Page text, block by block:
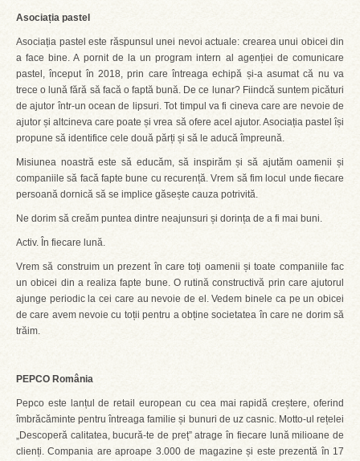
Asociația pastel
Asociația pastel este răspunsul unei nevoi actuale: crearea unui obicei din
a face bine. A pornit de la un program intern al agenției de comunicare
pastel, început în 2018, prin care întreaga echipă și-a asumat că nu va
trece o lună fără să facă o faptă bună. De ce lunar? Fiindcă suntem picături
de ajutor într-un ocean de lipsuri. Tot timpul va fi cineva care are nevoie de
ajutor și altcineva care poate și vrea să ofere acel ajutor. Asociația pastel își
propune să identifice cele două părți și să le aducă împreună.
Misiunea noastră este să educăm, să inspirăm și să ajutăm oamenii și
companiile să facă fapte bune cu recurență. Vrem să fim locul unde fiecare
persoană dornică să se implice găsește cauza potrivită.
Ne dorim să creăm puntea dintre neajunsuri și dorința de a fi mai buni.
Activ. În fiecare lună.
Vrem să construim un prezent în care toți oamenii și toate companiile fac
un obicei din a realiza fapte bune. O rutină constructivă prin care ajutorul
ajunge periodic la cei care au nevoie de el. Vedem binele ca pe un obicei
de care avem nevoie cu toții pentru a obține societatea în care ne dorim să
trăim.
PEPCO România
Pepco este lanțul de retail european cu cea mai rapidă creștere, oferind
îmbrăcăminte pentru întreaga familie și bunuri de uz casnic. Motto-ul rețelei
„Descoperă calitatea, bucură-te de preț” atrage în fiecare lună milioane de
clienți. Compania are aproape 3.000 de magazine și este prezentă în 17